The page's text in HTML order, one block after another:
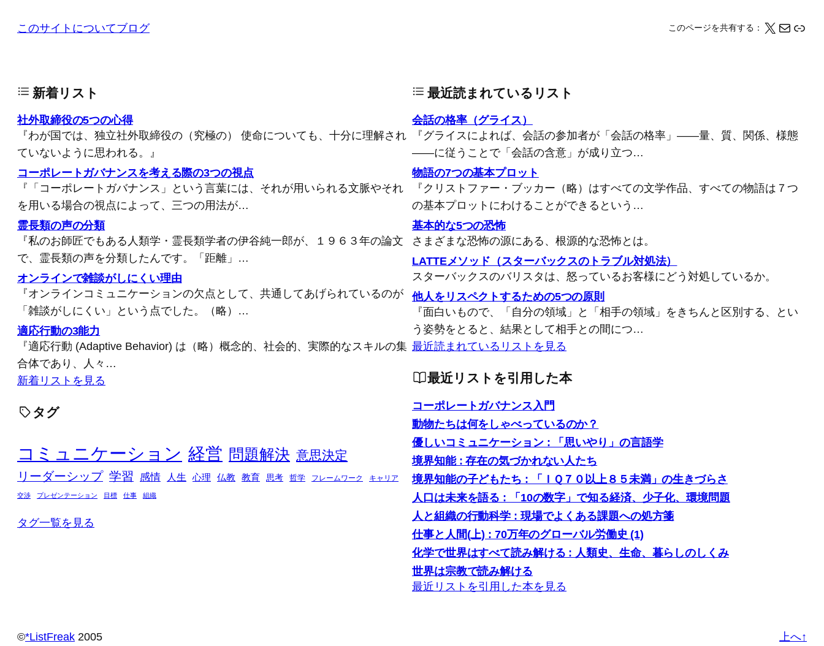
このサイトについてブログ このページを共有する： X メール このページの情報をクリップボードにコピーする
新着リスト
社外取締役の5つの心得
『わが国では、独立社外取締役の（究極の） 使命についても、十分に理解され
ていないように思われる。』
コーポレートガバナンスを考える際の3つの視点
『「コーポレートガバナンス」という言葉には、それが用いられる文脈やそれ
を用いる場合の視点によって、三つの用法が…
霊長類の声の分類
『私のお師匠でもある人類学・霊長類学者の伊谷純一郎が、１９６３年の論文
で、霊長類の声を分類したんです。「距離」…
オンラインで雑談がしにくい理由
『オンラインコミュニケーションの欠点として、共通してあげられているのが
「雑談がしにくい」という点でした。（略）…
適応行動の3能力
『適応行動 (Adaptive Behavior) は（略）概念的、社会的、実際的なスキルの集
合体であり、人々…
新着リストを見る
タグ
コミュニケーション 経営 問題解決 意思決定
リーダーシップ 学習 感情 人生 心理 仏教 教育 思考 哲学 フレームワーク キャリア
交渉 プレゼンテーション 目標 仕事 組織
タグ一覧を見る
最近読まれているリスト
会話の格率（グライス）
『グライスによれば、会話の参加者が「会話の格率」――量、質、関係、様態
――に従うことで「会話の含意」が成り立つ…
物語の7つの基本プロット
『クリストファー・ブッカー（略）はすべての文学作品、すべての物語は７つ
の基本プロットにわけることができるという…
基本的な5つの恐怖
さまざまな恐怖の源にある、根源的な恐怖とは。
LATTEメソッド（スターバックスのトラブル対処法）
スターバックスのバリスタは、怒っているお客様にどう対処しているか。
他人をリスペクトするための5つの原則
『面白いもので、「自分の領域」と「相手の領域」をきちんと区別する、とい
う姿勢をとると、結果として相手との間につ…
最近読まれているリストを見る
最近リストを引用した本
コーポレートガバナンス入門
動物たちは何をしゃべっているのか？
優しいコミュニケーション : 「思いやり」の言語学
境界知能 : 存在の気づかれない人たち
境界知能の子どもたち : 「ＩＱ７０以上８５未満」の生きづらさ
人口は未来を語る : 「10の数字」で知る経済、少子化、環境問題
人と組織の行動科学 : 現場でよくある課題への処方箋
仕事と人間(上) : 70万年のグローバル労働史 (1)
化学で世界はすべて読み解ける : 人類史、生命、暮らしのしくみ
世界は宗教で読み解ける
最近リストを引用した本を見る
©️*ListFreak 2005 上へ↑